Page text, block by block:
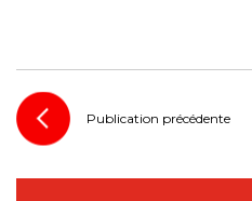
Publication précédente